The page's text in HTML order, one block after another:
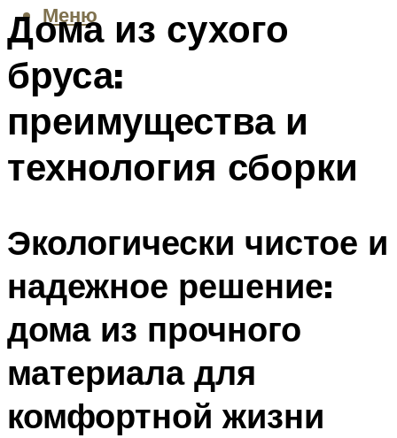
Меню
Дома из сухого
бруса:
преимущества и
технология сборки
Экологически чистое и
надежное решение:
дома из прочного
материала для
комфортной жизни